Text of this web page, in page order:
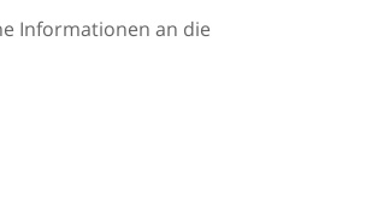
Informationen an die